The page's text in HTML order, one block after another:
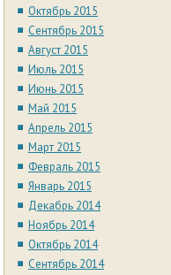
Октябрь 2015
Сентябрь 2015
Август 2015
Июль 2015
Июнь 2015
Май 2015
Апрель 2015
Март 2015
Февраль 2015
Январь 2015
Декабрь 2014
Ноябрь 2014
Октябрь 2014
Сентябрь 2014